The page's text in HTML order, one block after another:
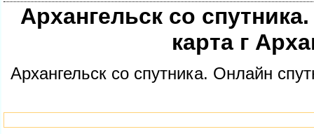
Архангельск со
карта г
Архангельск со спутника. Онлайн